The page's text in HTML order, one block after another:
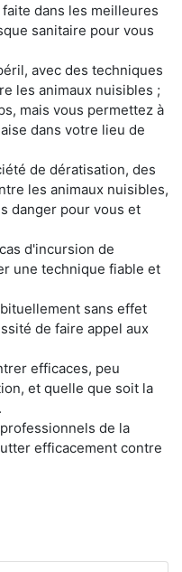
dans les meilleures
sanitaire pour vous
avec des techniques
les animaux nuisibles ;
mais vous permettez à
dans votre lieu de
de dératisation, des
les animaux nuisibles,
danger pour vous et
d'incursion de
une technique fiable et
sans effet
de faire appel aux
efficaces, peu
et quelle que soit la
de la
efficacement contre